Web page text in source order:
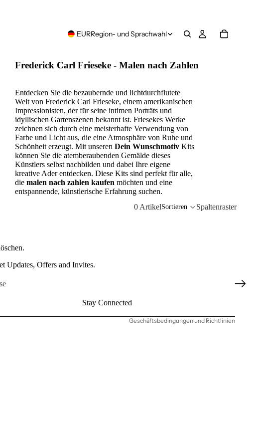
EURRegion- und Sprachwahl
Frederick Carl Frieseke - Malen nach Zahlen
Entdecken Sie die bezaubernde und lichtdurchflutete
Welt von Frederick Carl Frieseke, einem amerikanischen
Impressionisten, der für seine intimen Porträts und
idyllischen Gartenszenen bekannt ist. Friesekes Werke
zeichnen sich durch eine meisterhafte Verwendung von
Farbe und Licht aus, die eine Atmosphäre von Ruhe und
Schönheit erzeugt. Mit unseren Dein WunschmotivKits
können Sie die atemberaubenden Gemälde dieses
Künstlers selbst nachbilden und dabei Ihre eigene
kreative Ader entdecken. Diese Kits sind perfekt für alle,
die malen nach zahlen kaufen möchten und eine
entspannende, künstlerische Erfahrung suchen.
0 ArtikelSortieren Spaltenraster
.
Updates, Offers and Invites.
Stay Connected
Geschäftsbedingungen und Richtlinien